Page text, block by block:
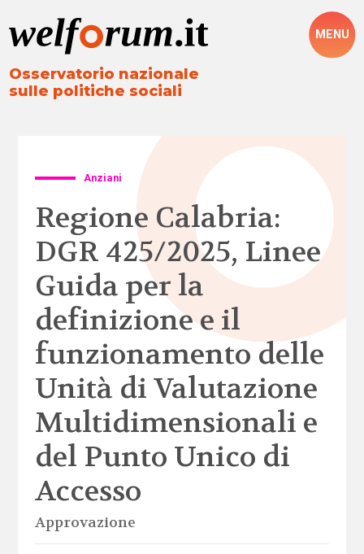
Osservatorio nazionale
sulle politiche sociali
MENU
Anziani
Regione Calabria:
DGR 425/2025, Linee
Guida per la
definizione e il
funzionamento delle
Unità di Valutazione
Multidimensionali e
del Punto Unico di
Accesso
Approvazione